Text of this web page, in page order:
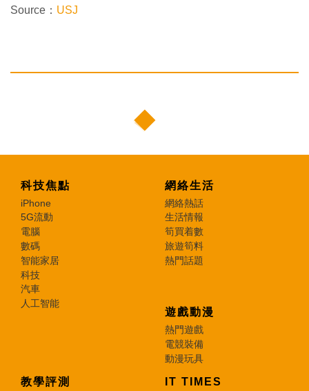
Source： USJ
科技焦點
iPhone
5G流動
電腦
數碼
智能家居
科技
汽車
人工智能
網絡生活
網絡熱話
生活情報
筍買着數
旅遊筍料
熱門話題
遊戲動漫
熱門遊戲
電競裝備
動漫玩具
教學評測 IT TIMES